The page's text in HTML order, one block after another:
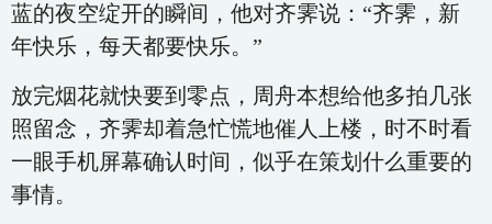
蓝的夜空绽开的瞬间，他对齐霁说：“齐霁，新
年快乐，每天都要快乐。”
放完烟花就快要到零点，周舟本想给他多拍几张
照留念，齐霁却着急忙慌地催人上楼，时不时看
一眼手机屏幕确认时间，似乎在策划什么重要的
事情。